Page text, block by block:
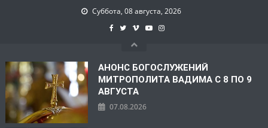
Суббота, 08 августа, 2026
АНОНС БОГОСЛУЖЕНИЙ
МИТРОПОЛИТА ВАДИМА С 8 ПО 9
АВГУСТА
07.08.2026